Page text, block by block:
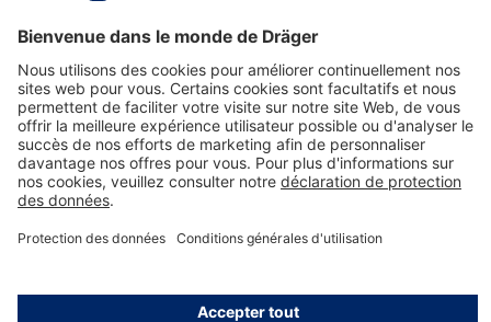
La technologie
Nous contacter
A propos de Dräger
Informations